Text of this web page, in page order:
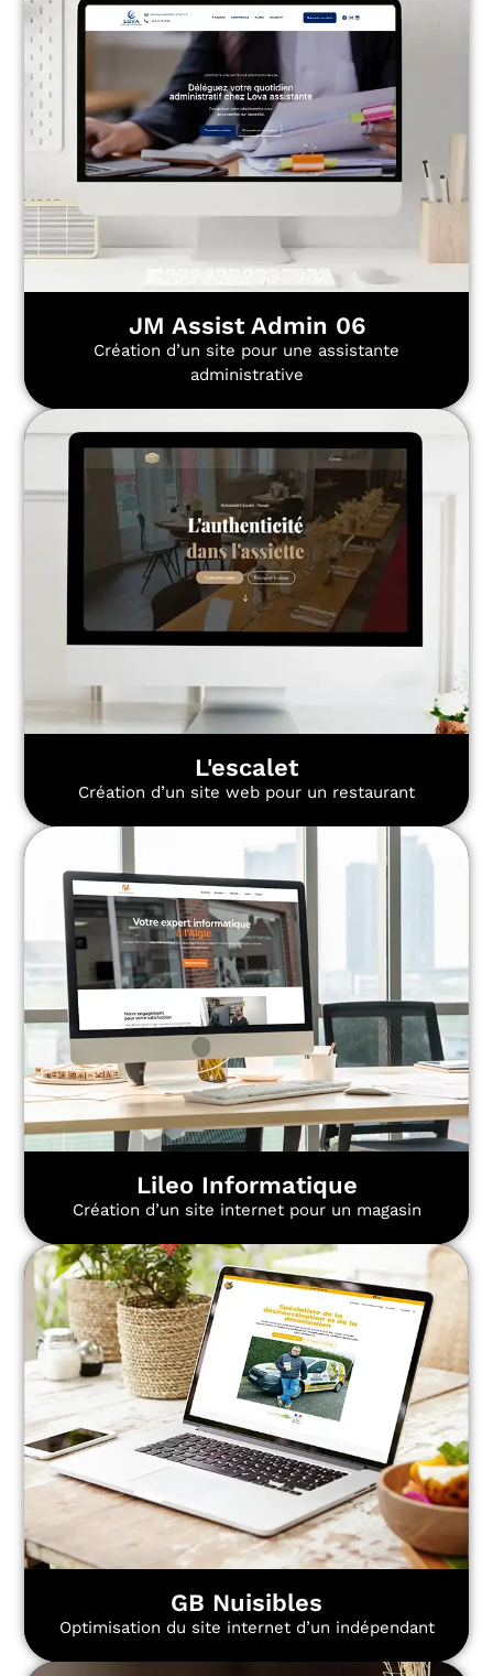
JM Assist Admin 06
Création d’un site pour une assistante
administrative
L'escalet
Création d’un site web pour un restaurant
Lileo Informatique
Création d’un site internet pour un magasin
GB Nuisibles
Optimisation du site internet d’un indépendant